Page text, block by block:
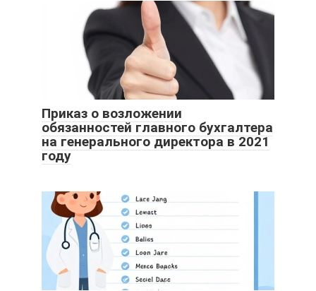
Приказ о возложении
обязанностей главного бухгалтера
на генерального директора в 2021
году